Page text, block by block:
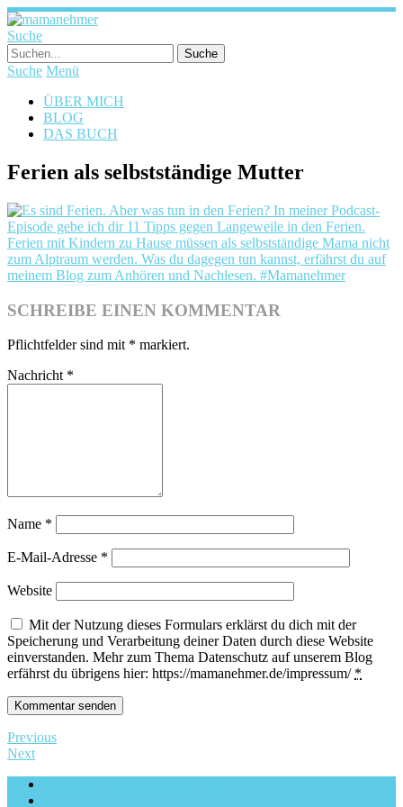
Suche
Suche Menü
ÜBER MICH
BLOG
DAS BUCH
Ferien als selbstständige Mutter
SCHREIBE EINEN KOMMENTAR
Pflichtfelder sind mit * markiert.
Nachricht *
Name *
E-Mail-Adresse *
Website
Mit der Nutzung dieses Formulars erklärst du dich mit der
Speicherung und Verarbeitung deiner Daten durch diese Website
einverstanden. Mehr zum Thema Datenschutz auf unserem Blog
erfährst du übrigens hier: https://mamanehmer.de/impressum/ *
Previous
Next